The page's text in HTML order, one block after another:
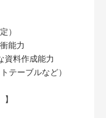
）
能力
資料作成能力
テーブルなど）